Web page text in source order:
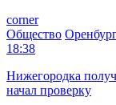
corner
Общество
18:38
Нижегородка
начал проверку